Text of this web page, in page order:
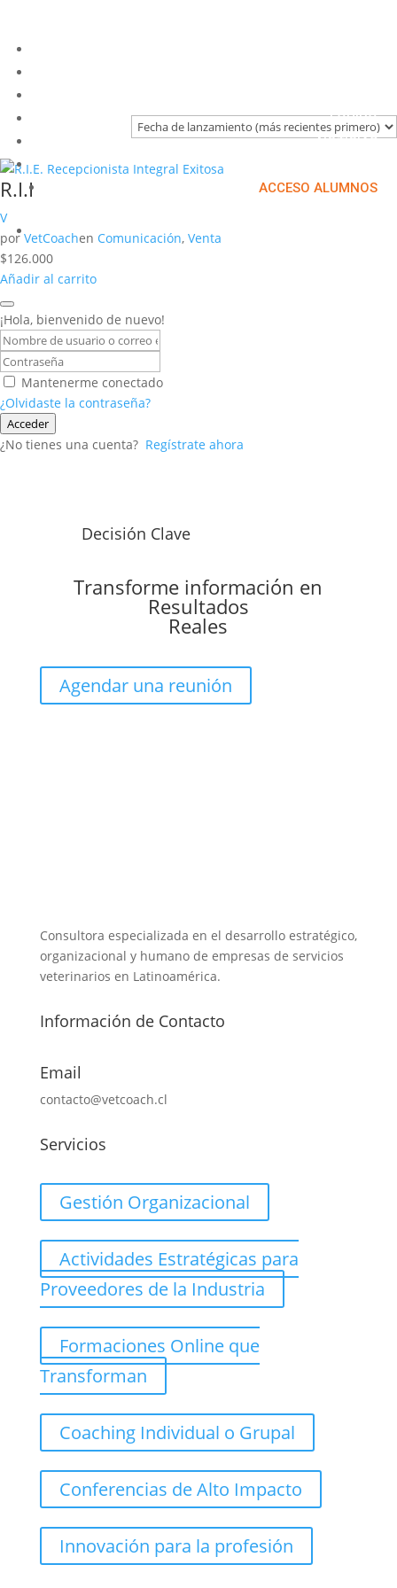
EQUIPO
NOTICIAS
ACCESO ALUMNOS
R.I.E. Recepcionista Integral Exitosa
V
porVetCoachen Comunicación, Venta
$126.000
Añadir al carrito
¡Hola, bienvenido de nuevo!
Mantenerme conectado
¿Olvidaste la contraseña?
Acceder
¿No tienes una cuenta? Regístrate ahora
Decisión Clave
Transforme información en
Resultados
Reales
Agendar una reunión
Consultora especializada en el desarrollo estratégico,
organizacional y humano de empresas de servicios
veterinarios en Latinoamérica.
Información de Contacto
Email
contacto@vetcoach.cl
Servicios
Gestión Organizacional
Actividades Estratégicas para
Proveedores de la Industria
Formaciones Online que
Transforman
Coaching Individual o Grupal
Conferencias de Alto Impacto
Innovación para la profesión